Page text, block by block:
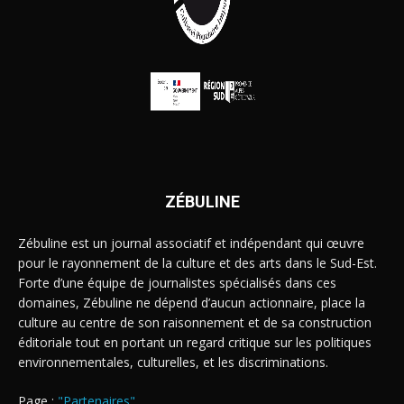
ZÉBULINE
Zébuline est un journal associatif et indépendant qui œuvre
pour le rayonnement de la culture et des arts dans le Sud-Est.
Forte d’une équipe de journalistes spécialisés dans ces
domaines, Zébuline ne dépend d’aucun actionnaire, place la
culture au centre de son raisonnement et de sa construction
éditoriale tout en portant un regard critique sur les politiques
environnementales, culturelles, et les discriminations.